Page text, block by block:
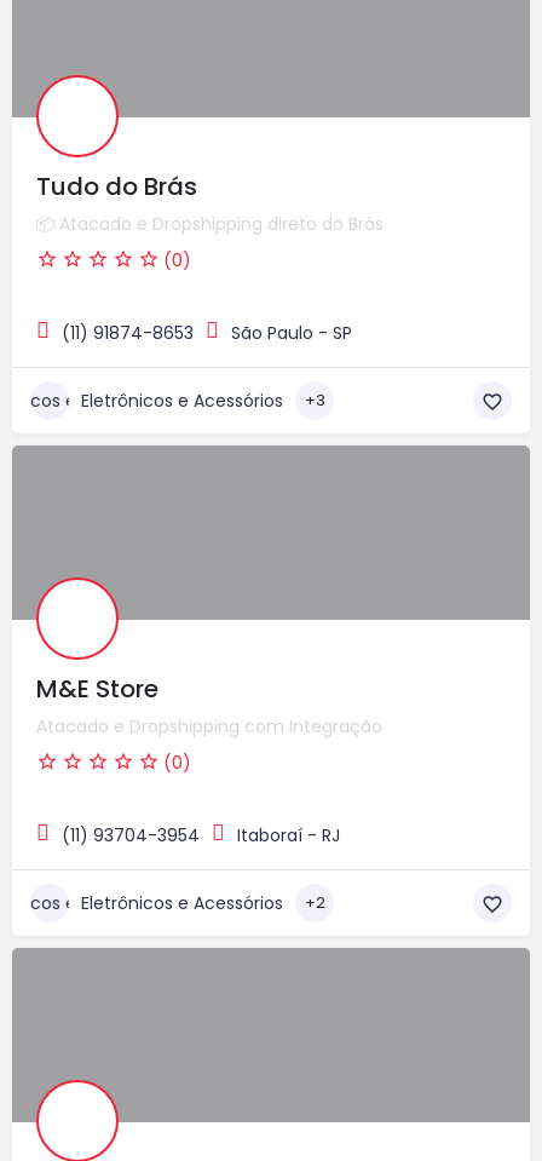
Tudo do Brás
📦 Atacado e Dropshipping direto do Brás
(0)
(11) 91874-8653 São Paulo - SP
Eletrônicos e Acessórios +3
M&E Store
Atacado e Dropshipping com Integração
(0)
(11) 93704-3954 Itaboraí - RJ
Eletrônicos e Acessórios +2